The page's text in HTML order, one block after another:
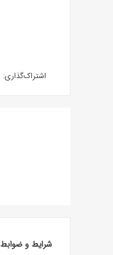
اشتراک‌گذاری:
شرایط و ضوابط